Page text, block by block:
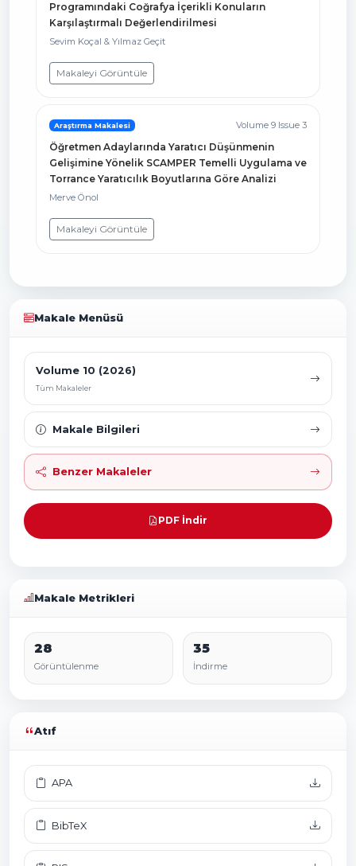
Programındaki Coğrafya İçerikli Konuların
Karşılaştırmalı Değerlendirilmesi
Sevim Koçal & Yılmaz Geçit
Makaleyi Görüntüle
Araştırma Makalesi Volume 9 Issue 3
Öğretmen Adaylarında Yaratıcı Düşünmenin
Gelişimine Yönelik SCAMPER Temelli Uygulama ve
Torrance Yaratıcılık Boyutlarına Göre Analizi
Merve Önol
Makaleyi Görüntüle
Makale Menüsü
Volume 10 (2026)
Tüm Makaleler
Makale Bilgileri
Benzer Makaleler
PDF İndir
Makale Metrikleri
28
Görüntülenme
35
İndirme
Atıf
APA
BibTeX